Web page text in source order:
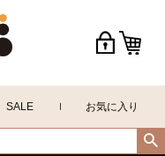
SALE お気に入り